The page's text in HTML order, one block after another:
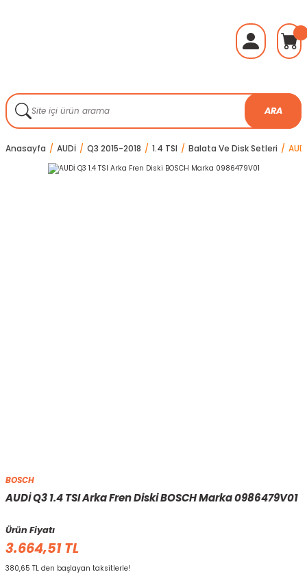
ARA
Anasayfa AUDİ Q3 2015-2018 1.4 TSI Balata Ve Disk Setleri
BOSCH
AUDİ Q3 1.4 TSI Arka Fren Diski BOSCH Marka 0986479V01
Ürün Fiyatı
3.664,51 TL
380,65 TL den başlayan taksitlerle!